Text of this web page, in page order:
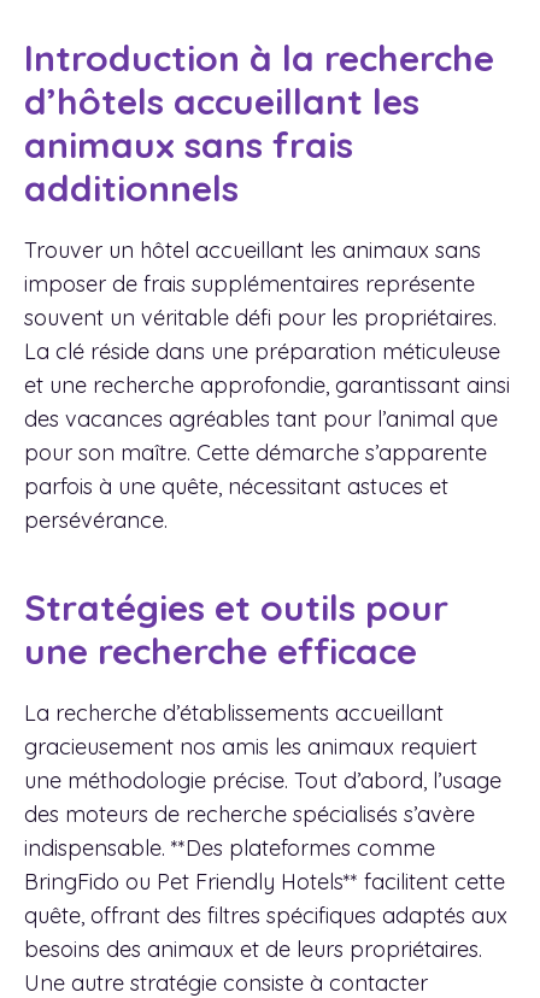
Introduction à la recherche
d’hôtels accueillant les
animaux sans frais
additionnels
Trouver un hôtel accueillant les animaux sans
imposer de frais supplémentaires représente
souvent un véritable défi pour les propriétaires.
La clé réside dans une préparation méticuleuse
et une recherche approfondie, garantissant ainsi
des vacances agréables tant pour l’animal que
pour son maître. Cette démarche s’apparente
parfois à une quête, nécessitant astuces et
persévérance.
Stratégies et outils pour
une recherche efficace
La recherche d’établissements accueillant
gracieusement nos amis les animaux requiert
une méthodologie précise. Tout d’abord, l’usage
des moteurs de recherche spécialisés s’avère
indispensable. **Des plateformes comme
BringFido ou Pet Friendly Hotels** facilitent cette
quête, offrant des filtres spécifiques adaptés aux
besoins des animaux et de leurs propriétaires.
Une autre stratégie consiste à contacter